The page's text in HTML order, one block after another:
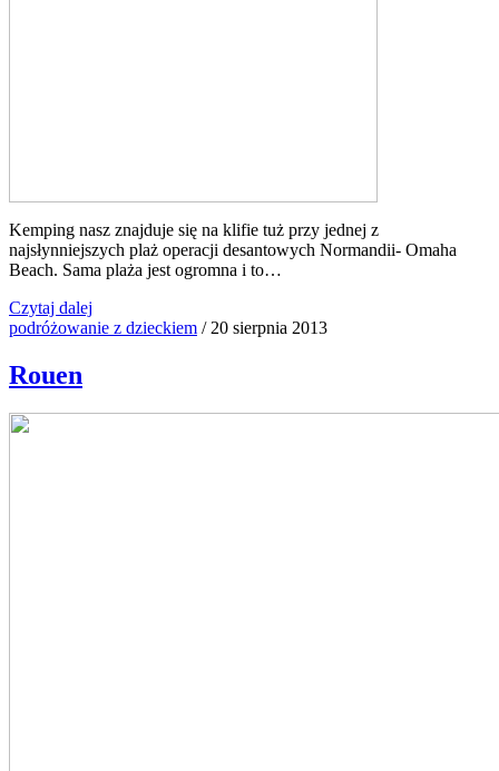
Kemping nasz znajduje się na klifie tuż przy jednej z
najsłynniejszych plaż operacji desantowych Normandii- Omaha
Beach. Sama plaża jest ogromna i to…
Czytaj dalej
podróżowanie z dzieckiem / 20 sierpnia 2013
Rouen